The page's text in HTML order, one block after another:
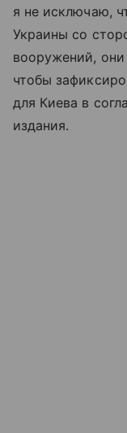
я не исключаю,
Украины со
вооружений,
чтобы
для Киева в
издания.